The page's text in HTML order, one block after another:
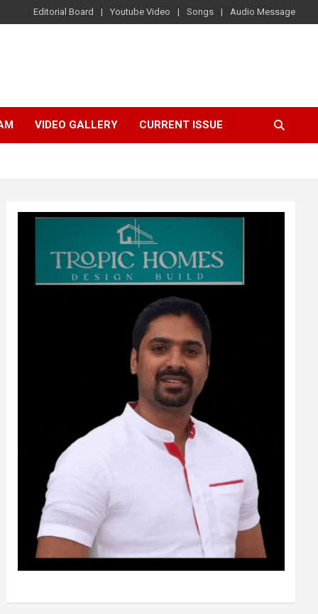
Editorial Board Youtube Video Songs Audio Message
VIDEO GALLERY CURRENT ISSUE